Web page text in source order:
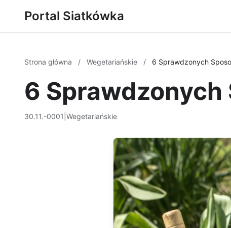
Portal Siatkówka
Strona główna / Wegetariańskie / 6 Sprawdzonych
6
30.11.-0001 Wegetariańskie